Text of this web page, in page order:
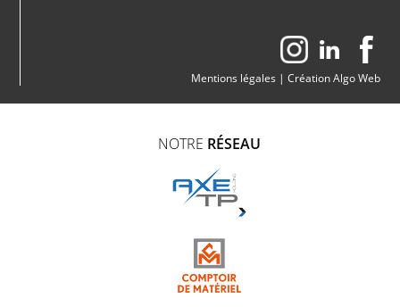
Mentions légales | Création Algo Web
NOTRE RÉSEAU